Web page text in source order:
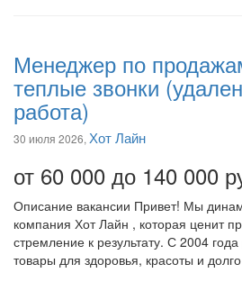
Менеджер по
теплые звонки
работа)
30 июля 2026, Хот Лайн
от 60 000 до 140 000
Описание вакансии Привет! Мы
компания Хот Лайн , которая ценит
стремление к результату. С 2004
товары для здоровья, красоты и долго